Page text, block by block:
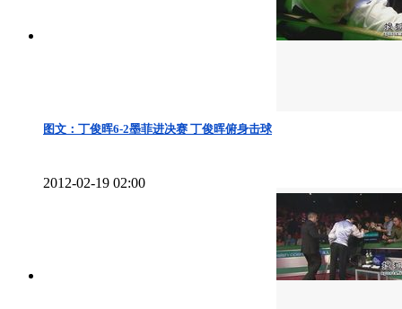
图文：丁俊晖6-2墨菲进决赛 丁俊晖俯身击球
2012-02-19 02:00